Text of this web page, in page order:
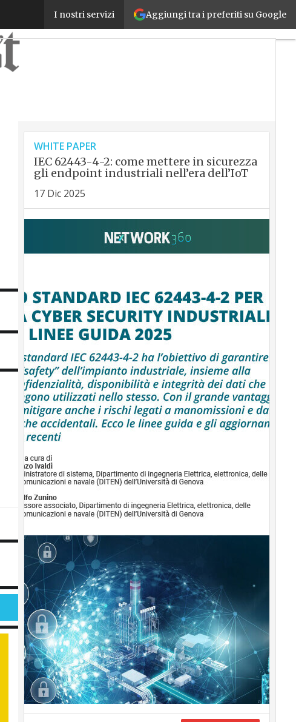
Aggiungi tra i preferiti su Google
I nostri servizi
Iperammortamento 2026: l’interconnessione
WHITE PAPER
IEC 62443-4-2: come mettere in sicurezza
gli endpoint industriali nell’era dell’IoT
17 Dic 2025